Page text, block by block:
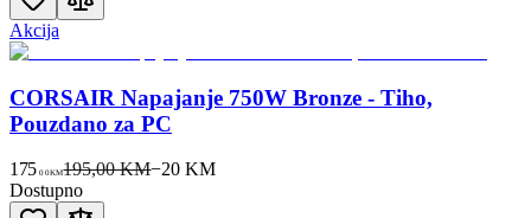
Akcija
CORSAIR Napajanje 750W Bronze - Tiho,
Pouzdano za PC
175 00KM195,00 KM−20 KM
Dostupno